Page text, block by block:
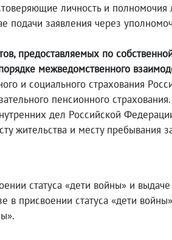
личность и полномочия
подачи заявления через
предоставляемых по
межведомственного
и социального страхования
пенсионного страхования.
дел Российской
жительства и месту пребывания
статуса «дети войны» и
в присвоении статуса «дети